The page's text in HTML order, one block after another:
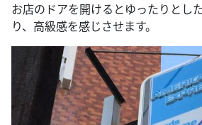
お店のドアを開けるとゆったりとし
り、高級感を感じさせます。